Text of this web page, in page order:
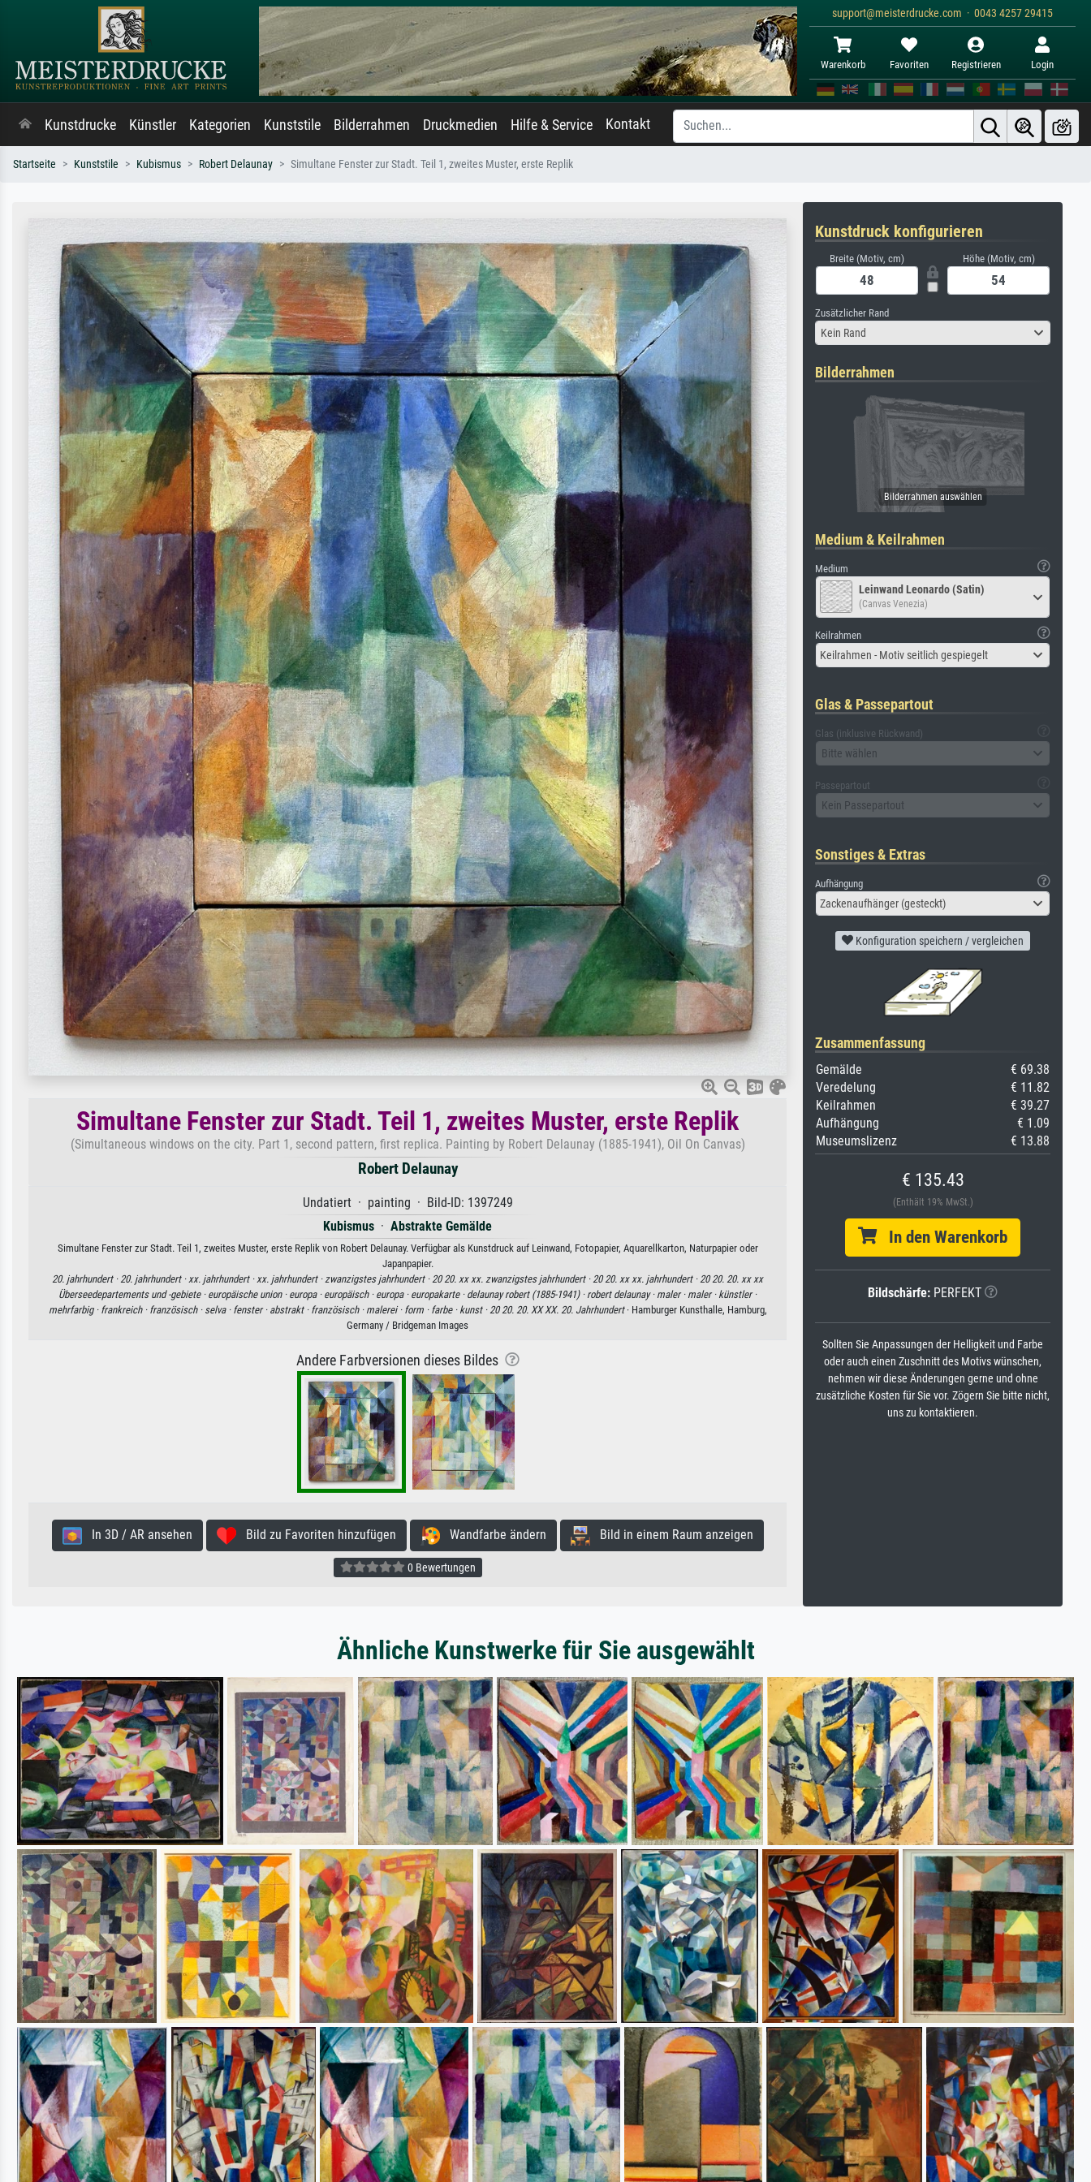
support@meisterdrucke.com · 0043 4257 29415
Warenkorb Favoriten Registrieren Login
Kunstdrucke Künstler Kategorien Kunststile Bilderrahmen Druckmedien Hilfe & Service Kontakt
Startseite Kunststile Kubismus Robert Delaunay Simultane Fenster zur Stadt. Teil 1, zweites Muster, erste Replik
Simultane Fenster zur Stadt. Teil 1, zweites Muster, erste Replik
(Simultaneous windows on the city. Part 1, second pattern, first replica. Painting by Robert Delaunay (1885-1941), Oil On Canvas)
Robert Delaunay
Undatiert · painting · Bild-ID: 1397249
Kubismus · Abstrakte Gemälde
Simultane Fenster zur Stadt. Teil 1, zweites Muster, erste Replik von Robert Delaunay. Verfügbar als Kunstdruck auf Leinwand, Fotopapier, Aquarellkarton, Naturpapier oder
Japanpapier.
20. jahrhundert ·20. jahrhundert ·xx. jahrhundert ·xx. jahrhundert ·zwanzigstes jahrhundert ·20 20. xx xx. zwanzigstes jahrhundert ·20 20. xx xx. jahrhundert ·20 20. 20. xx xx
Überseedepartements und -gebiete · europäische union · europa · europäisch · europa · europakarte · delaunay robert (1885-1941) · robert delaunay · maler · maler · künstler ·
mehrfarbig · frankreich · französisch · selva · fenster · abstrakt · französisch · malerei · form · farbe · kunst ·20 20. 20. XX XX. 20. Jahrhundert· Hamburger Kunsthalle, Hamburg,
Germany / Bridgeman Images
Andere Farbversionen dieses Bildes
In 3D / AR ansehen Bild zu Favoriten hinzufügen Wandfarbe ändern Bild in einem Raum anzeigen
0 Bewertungen
Kunstdruck konfigurieren
Breite (Motiv, cm) Höhe (Motiv, cm)
Zusätzlicher Rand
Kein Rand
Bilderrahmen
Medium & Keilrahmen
Medium
Leinwand Leonardo (Satin)
(Canvas Venezia)
Keilrahmen
Keilrahmen - Motiv seitlich gespiegelt
Glas & Passepartout
Glas (inklusive Rückwand)
Bitte wählen
Passepartout
Kein Passepartout
Sonstiges & Extras
Aufhängung
Zackenaufhänger (gesteckt)
Konfiguration speichern / vergleichen
Zusammenfassung
Gemälde
€ 69.38
Veredelung
€ 11.82
Keilrahmen
€ 39.27
Aufhängung
€ 1.09
Museumslizenz
€ 13.88
€ 135.43
(Enthält 19% MwSt.)
In den Warenkorb
Bildschärfe: PERFEKT
Sollten Sie Anpassungen der Helligkeit und Farbe
oder auch einen Zuschnitt des Motivs wünschen,
nehmen wir diese Änderungen gerne und ohne
zusätzliche Kosten für Sie vor. Zögern Sie bitte nicht,
uns zu kontaktieren.
Ähnliche Kunstwerke für Sie ausgewählt